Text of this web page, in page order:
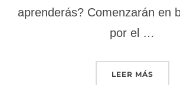
aprenderás? Comenzarán en
por el …
LEER MÁS